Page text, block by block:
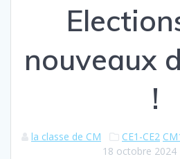
nouveaux
!
la classe de CM CE1-CE2
18 octobre 2024